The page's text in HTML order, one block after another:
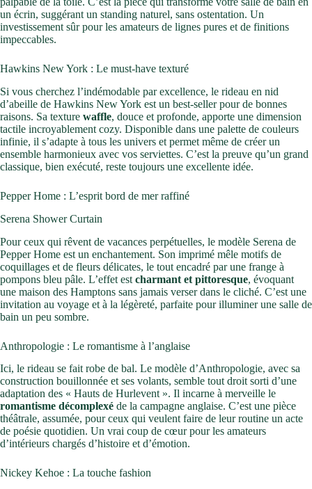
un écrin, suggérant un standing naturel, sans ostentation. Un
investissement sûr pour les amateurs de lignes pures et de finitions
impeccables.
Hawkins New York : Le must-have texturé
Si vous cherchez l’indémodable par excellence, le rideau en nid
d’abeille de Hawkins New York est un best-seller pour de bonnes
raisons. Sa texture waffle, douce et profonde, apporte une dimension
tactile incroyablement cozy. Disponible dans une palette de couleurs
infinie, il s’adapte à tous les univers et permet même de créer un
ensemble harmonieux avec vos serviettes. C’est la preuve qu’un grand
classique, bien exécuté, reste toujours une excellente idée.
Pepper Home : L’esprit bord de mer raffiné
Serena Shower Curtain
Pour ceux qui rêvent de vacances perpétuelles, le modèle Serena de
Pepper Home est un enchantement. Son imprimé mêle motifs de
coquillages et de fleurs délicates, le tout encadré par une frange à
pompons bleu pâle. L’effet est charmant et pittoresque, évoquant
une maison des Hamptons sans jamais verser dans le cliché. C’est une
invitation au voyage et à la légèreté, parfaite pour illuminer une salle de
bain un peu sombre.
Anthropologie : Le romantisme à l’anglaise
Ici, le rideau se fait robe de bal. Le modèle d’Anthropologie, avec sa
construction bouillonnée et ses volants, semble tout droit sorti d’une
adaptation des « Hauts de Hurlevent ». Il incarne à merveille le
romantisme décomplexé de la campagne anglaise. C’est une pièce
théâtrale, assumée, pour ceux qui veulent faire de leur routine un acte
de poésie quotidien. Un vrai coup de cœur pour les amateurs
d’intérieurs chargés d’histoire et d’émotion.
Nickey Kehoe : La touche fashion